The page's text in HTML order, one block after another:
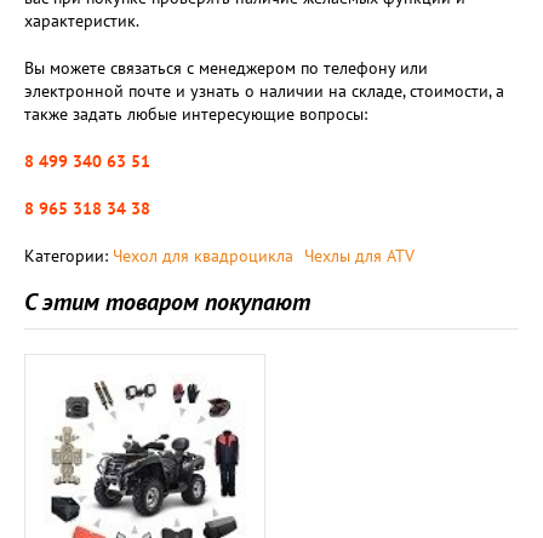
характеристик.
Вы можете связаться с менеджером по телефону или
электронной почте и узнать о наличии на складе, стоимости, а
также задать любые интересующие вопросы:
8 499 340 63 51
8 965 318 34 38
Категории: Чехол для квадроцикла Чехлы для ATV
С этим товаром покупают